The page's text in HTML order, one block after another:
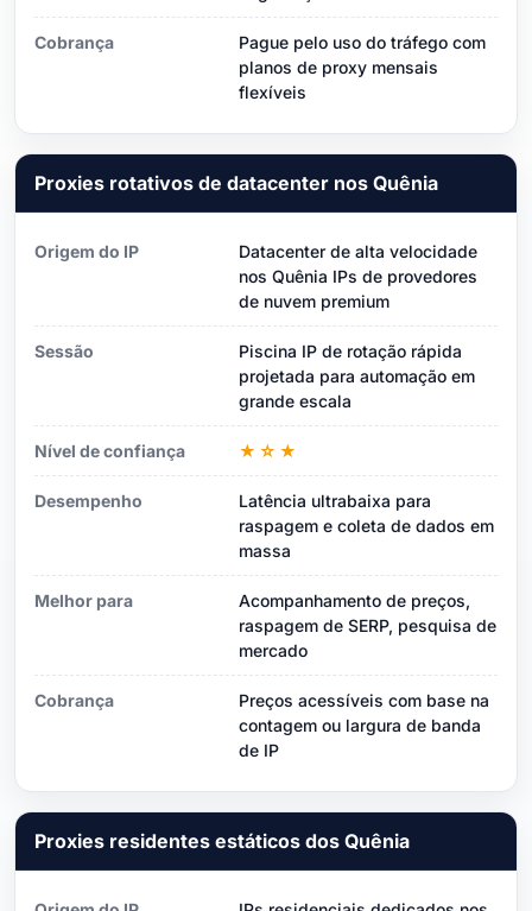
Cobrança
Pague pelo uso do tráfego com
planos de proxy mensais
flexíveis
Proxies rotativos de datacenter nos Quênia
Origem do IP
Datacenter de alta velocidade
nos Quênia IPs de provedores
de nuvem premium
Sessão
Piscina IP de rotação rápida
projetada para automação em
grande escala
Nível de confiança ★☆★
Desempenho
Latência ultrabaixa para
raspagem e coleta de dados em
massa
Melhor para
Acompanhamento de preços,
raspagem de SERP, pesquisa de
mercado
Cobrança
Preços acessíveis com base na
contagem ou largura de banda
de IP
Proxies residentes estáticos dos Quênia